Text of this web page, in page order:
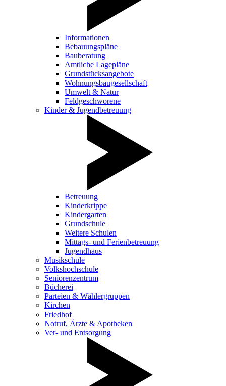
Informationen
Bebauungspläne
Bauberatung
Amtliche Lagepläne
Grundstücksangebote
Wohnungsbaugesellschaft
Umwelt & Natur
Feldgeschworene
Kinder & Jugendbetreuung
Betreuung
Kinderkrippe
Kindergarten
Grundschule
Weitere Schulen
Mittags- und Ferienbetreuung
Jugendhaus
Musikschule
Volkshochschule
Seniorenzentrum
Bücherei
Parteien & Wählergruppen
Kirchen
Friedhof
Notruf, Ärzte & Apotheken
Ver- und Entsorgung